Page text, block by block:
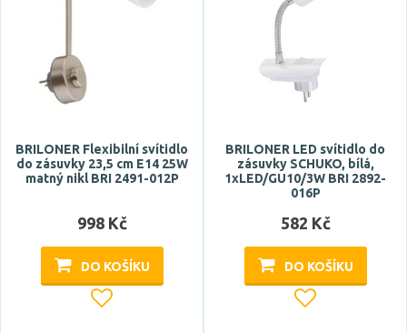
E14
E27
Typ zdroje
Zdroj světla součástí
BRILONER Flexibilní svítidlo
do zásuvky 23,5 cm E14 25W
matný nikl BRI 2491-012P
998 Kč
DO KOŠÍKU
BRILONER LED svítidlo do
zásuvky SCHUKO, bílá,
1xLED/GU10/3W BRI 2892-
016P
582 Kč
DO KOŠÍKU